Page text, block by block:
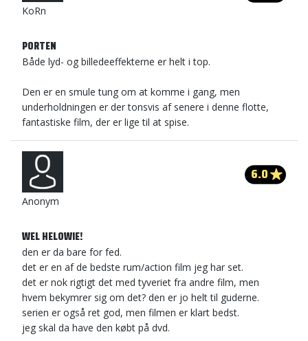
KoRn
PORTEN
Både lyd- og billedeeffekterne er helt i top.
Den er en smule tung om at komme i gang, men
underholdningen er der tonsvis af senere i denne flotte,
fantastiske film, der er lige til at spise.
Anonym
6.0
WEL HELOWIE!
den er da bare for fed.
det er en af de bedste rum/action film jeg har set.
det er nok rigtigt det med tyveriet fra andre film, men
hvem bekymrer sig om det? den er jo helt til guderne.
serien er også ret god, men filmen er klart bedst.
jeg skal da have den købt på dvd.